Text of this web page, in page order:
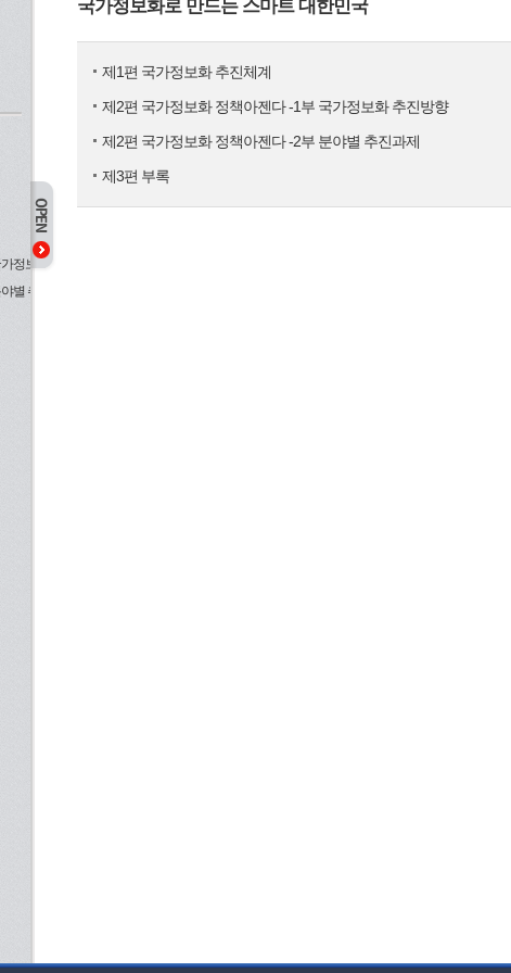
정보화 추진방향
별 추진과제
국가정보화로 만드는 스마트 대한민국
제1편 국가정보화 추진체계
제2편 국가정보화 정책아젠다 -1부 국가정보화 추진방향
제2편 국가정보화 정책아젠다 -2부 분야별 추진과제
제3편 부록